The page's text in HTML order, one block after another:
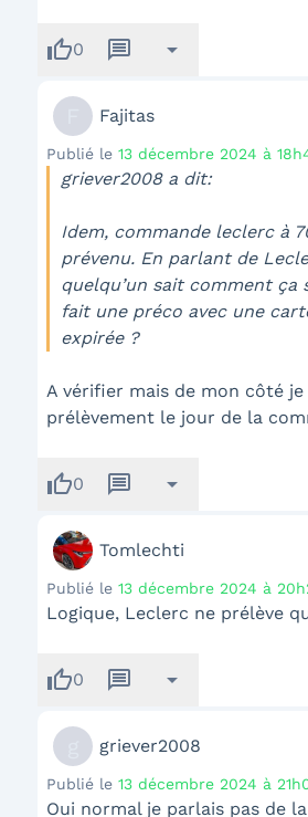
thumb_up0 message arrow_drop_down
Fajitas
Publié le 13 décembre 2024 à
griever2008 a dit:
Idem, commande leclerc à
prévenu. En parlant de
quelqu’un sait comment ça
fait une préco avec une
expirée ?
A vérifier mais de mon côté
prélèvement le jour de la
thumb_up0 message arrow_drop_down
Tomlechti
Publié le 13 décembre 2024 à
Logique, Leclerc ne prélève
thumb_up0 message arrow_drop_down
griever2008
Publié le 13 décembre 2024 à
Oui normal je parlais pas de